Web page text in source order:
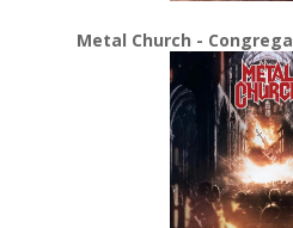
Metal Church -